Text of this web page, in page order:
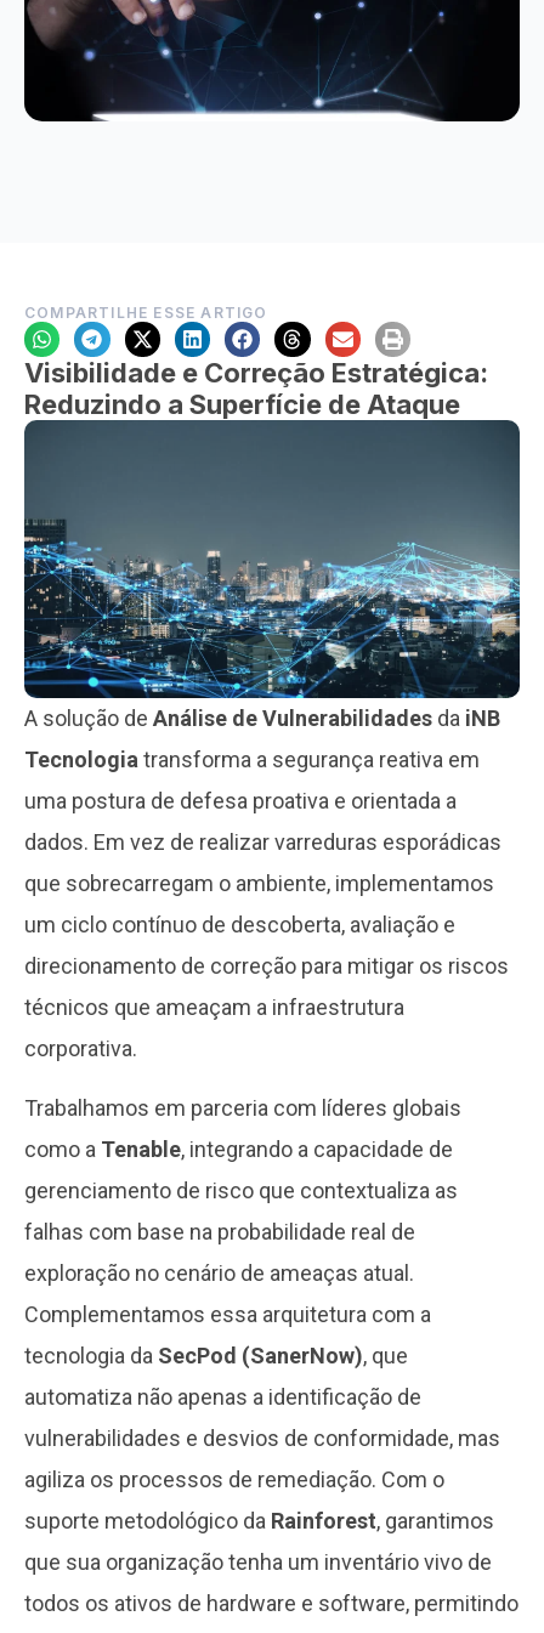
COMPARTILHE ESSE ARTIGO
Visibilidade e Correção Estratégica:
Reduzindo a Superfície de Ataque
A solução de Análise de Vulnerabilidades da iNB
Tecnologiatransforma a segurança reativa em
uma postura de defesa proativa e orientada a
dados. Em vez de realizar varreduras esporádicas
que sobrecarregam o ambiente, implementamos
um ciclo contínuo de descoberta, avaliação e
direcionamento de correção para mitigar os riscos
técnicos que ameaçam a infraestrutura
corporativa.
Trabalhamos em parceria com líderes globais
como a Tenable, integrando a capacidade de
gerenciamento de risco que contextualiza as
falhas com base na probabilidade real de
exploração no cenário de ameaças atual.
Complementamos essa arquitetura com a
tecnologia da SecPod (SanerNow), que
automatiza não apenas a identificação de
vulnerabilidades e desvios de conformidade, mas
agiliza os processos de remediação. Com o
suporte metodológico da Rainforest, garantimos
que sua organização tenha um inventário vivo de
todos os ativos de hardware e software, permitindo